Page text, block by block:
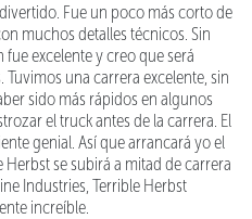
Fue un poco más corto de
muchos detalles técnicos. Sin
excelente y creo que será
una carrera excelente, sin
sido más rápidos en algunos
el truck antes de la carrera. El
genial. Así que arrancará yo el
se subirá a mitad de carrera
Industries, Terrible Herbst
increíble.